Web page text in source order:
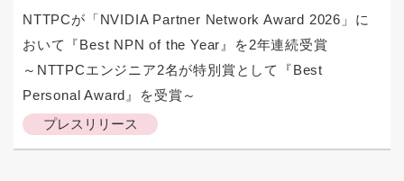
プレスリリース
NTTPCが「NVIDIA Partner Network Award 2026」に
おいて『Best NPN of the Year』を2年連続受賞
～NTTPCエンジニア2名が特別賞として『Best
Personal Award』を受賞～